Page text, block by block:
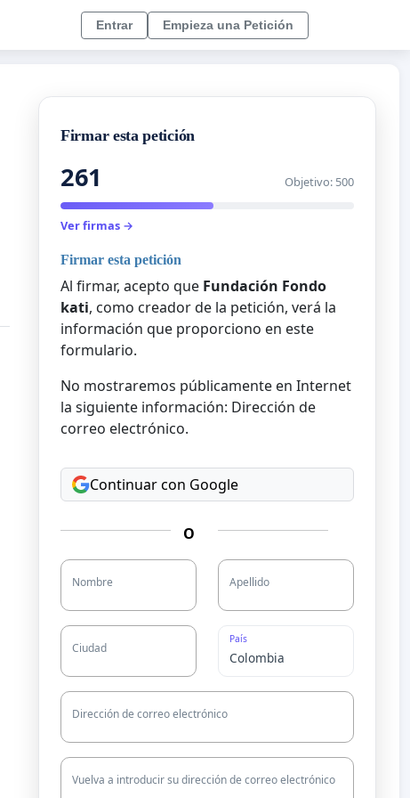
Entrar Empieza una Petición
Firmar esta petición
261 Objetivo: 500
Ver firmas →
Firmar esta petición
Al firmar, acepto que Fundación Fondo
kati, como creador de la petición, verá la
información que proporciono en este
formulario.
No mostraremos públicamente en Internet
la siguiente información: Dirección de
correo electrónico.
Continuar con Google
O
Nombre Apellido
Ciudad
País
Dirección de correo electrónico
Vuelva a introducir su dirección de correo electrónico